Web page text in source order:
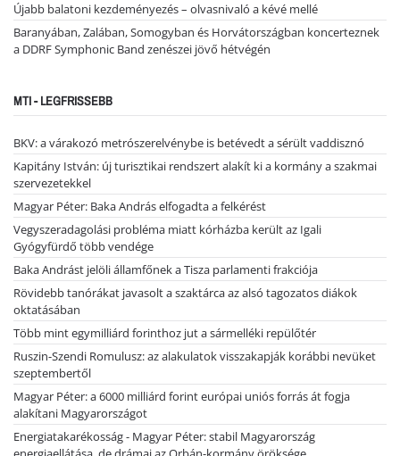
Újabb balatoni kezdeményezés – olvasnivaló a kévé mellé
Baranyában, Zalában, Somogyban és Horvátországban koncerteznek
a DDRF Symphonic Band zenészei jövő hétvégén
MTI - LEGFRISSEBB
BKV: a várakozó metrószerelvénybe is betévedt a sérült vaddisznó
Kapitány István: új turisztikai rendszert alakít ki a kormány a szakmai
szervezetekkel
Magyar Péter: Baka András elfogadta a felkérést
Vegyszeradagolási probléma miatt kórházba került az Igali
Gyógyfürdő több vendége
Baka Andrást jelöli államfőnek a Tisza parlamenti frakciója
Rövidebb tanórákat javasolt a szaktárca az alsó tagozatos diákok
oktatásában
Több mint egymilliárd forinthoz jut a sármelléki repülőtér
Ruszin-Szendi Romulusz: az alakulatok visszakapják korábbi nevüket
szeptembertől
Magyar Péter: a 6000 milliárd forint európai uniós forrás át fogja
alakítani Magyarországot
Energiatakarékosság - Magyar Péter: stabil Magyarország